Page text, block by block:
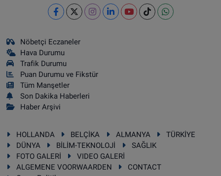
Nöbetçi Eczaneler
Hava Durumu
Trafik Durumu
Puan Durumu ve Fikstür
Tüm Manşetler
Son Dakika Haberleri
Haber Arşivi
HOLLANDA BELÇİKA ALMANYA
TÜRKİYE
DÜNYA
BİLİM-TEKNOLOJİ
SAĞLIK
FOTO GALERİ
VIDEO GALERİ
ALGEMENE VOORWAARDEN
CONTACT